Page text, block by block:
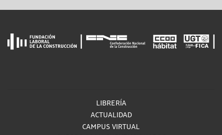
LIBRERÍA
ACTUALIDAD
CAMPUS VIRTUAL